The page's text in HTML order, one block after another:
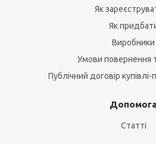
Як
Як
Виробники
Умови повернення
Публічний договір
Допомога
Статті